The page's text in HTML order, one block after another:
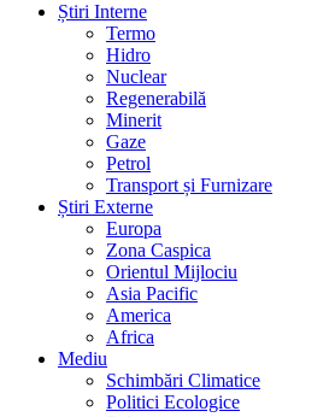
Știri Interne
Termo
Hidro
Nuclear
Regenerabilă
Minerit
Gaze
Petrol
Transport și Furnizare
Știri Externe
Europa
Zona Caspica
Orientul Mijlociu
Asia Pacific
America
Africa
Mediu
Schimbări Climatice
Politici Ecologice